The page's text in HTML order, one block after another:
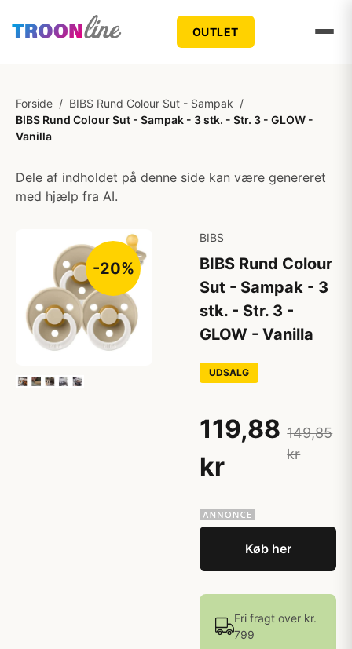
OUTLET
Forside / BIBS Rund Colour Sut - Sampak /
BIBS Rund Colour Sut - Sampak - 3 stk. - Str. 3 - GLOW -
Vanilla
Dele af indholdet på denne side kan være genereret
med hjælp fra AI.
-20%
BIBS
BIBS Rund Colour
Sut - Sampak - 3
stk. - Str. 3 -
GLOW - Vanilla
UDSALG
119,88
kr
149,85
kr
Køb her
Fri fragt over kr.
799